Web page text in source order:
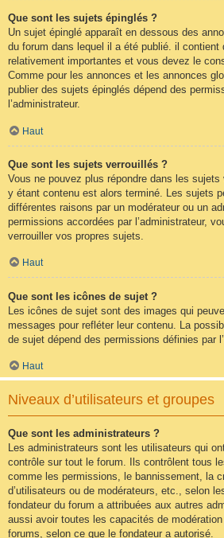
Que sont les sujets épinglés ?
Un sujet épinglé apparaît en dessous des
du forum dans lequel il a été publié. il contient
relativement importantes et vous devez le
Comme pour les annonces et les annonces
publier des sujets épinglés dépend des
l’administrateur.
Haut
Que sont les sujets verrouillés ?
Vous ne pouvez plus répondre dans les
y étant contenu est alors terminé. Les sujets
différentes raisons par un modérateur ou un
permissions accordées par l’administrateur,
verrouiller vos propres sujets.
Haut
Que sont les icônes de sujet ?
Les icônes de sujet sont des images qui
messages pour refléter leur contenu. La
de sujet dépend des permissions définies par
Haut
Niveaux d’utilisateurs et groupes
Que sont les administrateurs ?
Les administrateurs sont les utilisateurs qui
contrôle sur tout le forum. Ils contrôlent tous
comme les permissions, le bannissement, la
d’utilisateurs ou de modérateurs, etc., selon
fondateur du forum a attribuées aux autres
aussi avoir toutes les capacités de modération
forums, selon ce que le fondateur a autorisé.